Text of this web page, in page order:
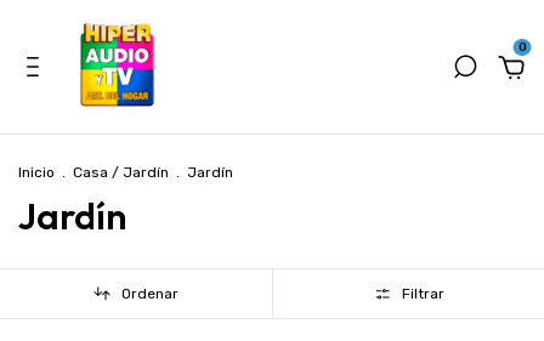
0
Inicio . Casa / Jardín . Jardín
Jardín
Ordenar Filtrar